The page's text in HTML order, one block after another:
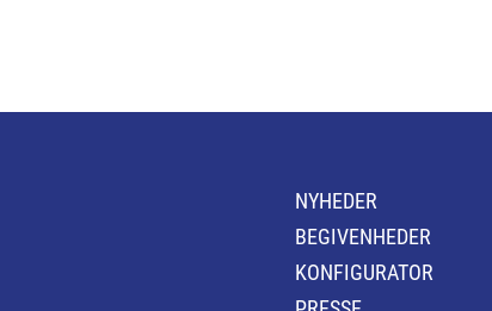
NYHEDER
BEGIVENHEDER
KONFIGURATOR